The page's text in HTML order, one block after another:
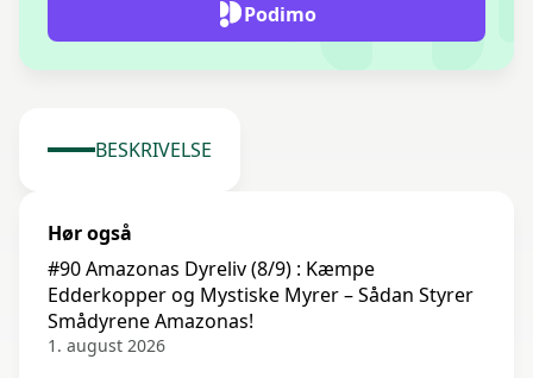
Podimo
BESKRIVELSE
Hør også
#90 Amazonas Dyreliv (8/9) : Kæmpe
Edderkopper og Mystiske Myrer – Sådan Styrer
Smådyrene Amazonas!
1. august 2026